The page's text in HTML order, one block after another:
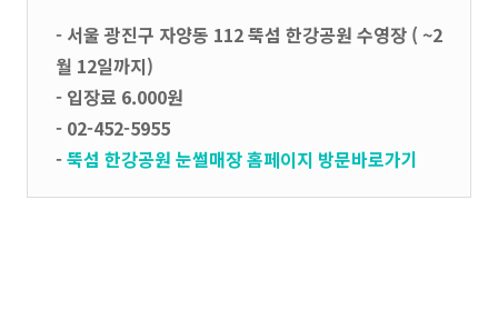
- 서울 광진구 자양동 112 뚝섬 한강공원 수영장 ( ~2
월 12일까지)
- 입장료 6.000원
- 02-452-5955
-뚝섬 한강공원 눈썰매장 홈페이지 방문바로가기